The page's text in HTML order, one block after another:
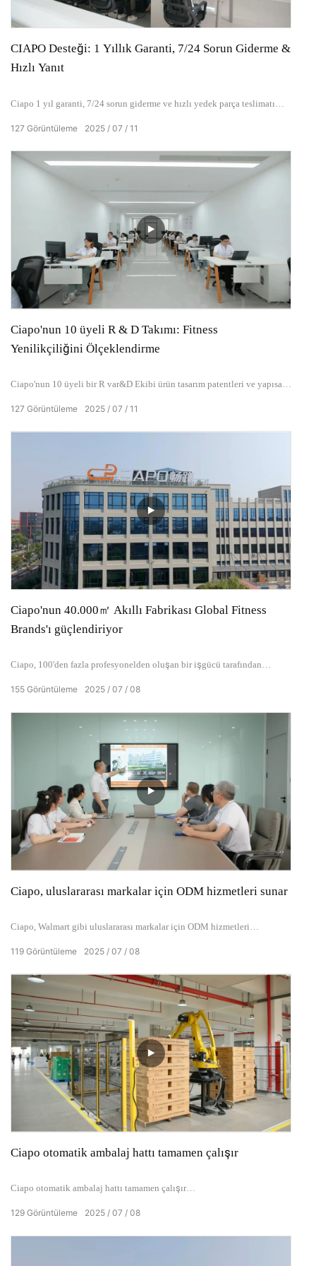
CIAPO Desteği: 1 Yıllık Garanti, 7/24 Sorun Giderme &
Hızlı Yanıt
Ciapo 1 yıl garanti, 7/24 sorun giderme ve hızlı yedek parça teslimatı
Müşteriler 2 saat içinde e -posta veya telefon yoluyla teknik destek
alırlar.
2025 07 11
127 Görüntüleme
Ciapo'nun 10 üyeli R & D Takımı: Fitness
Yenilikçiliğini Ölçeklendirme
Ciapo'nun 10 üyeli bir R var&D Ekibi ürün tasarım patentleri ve yapısal
dönüşüm oranları ile desteklenen kendi kendine tasarlanmış kendi
yüklemesiz koşu bandı ve ticari/yarı ticari ekipman da dahil olmak üzere
2025 07 11
127 Görüntüleme
Ciapo'nun 40.000㎡ Akıllı Fabrikası Global Fitness
Brands'ı güçlendiriyor
Ciapo, 100'den fazla profesyonelden oluşan bir işgücü tarafından
kendi 40.000 ° 'lık üretim tesisimizle uluslararası bir ODM ortağı olarak
hizmet vermektedir. Hem ISO9001 hem de BSCI standartları ile sertifikalı
olan yıllık üretim kapasitemiz, koşu bandı, eliptikler ve spin bisikletleri
de dahil olmak üzere tüm fitness ekipmanlarını kapsamakta ve küresel
fitness pazarını ölçekli akıllı üretim yoluyla güçlendirmektedir.
2025 07 08
155 Görüntüleme
Ciapo, uluslararası markalar için ODM hizmetleri sunar
Ciapo, Walmart gibi uluslararası markalar için ODM hizmetleri
sahipleri, süpermarketler, spor salonları ve temsilciler bulunmaktadır.
Kilit projeler arasında ABD pazarı için koşu bandı özelleştirme ve
Güneydoğu Asya için eliptik makine modelleri bulunmaktadır.
2025 07 08
119 Görüntüleme
Ciapo otomatik ambalaj hattı tamamen çalışır
Ciapo otomatik ambalaj hattı tamamen çalışır
Robotik kollar, akıllı sıralama için konveyörlerle senkronize olur ve
verimliliği% 200 oranında artırır
2025 07 08
129 Görüntüleme